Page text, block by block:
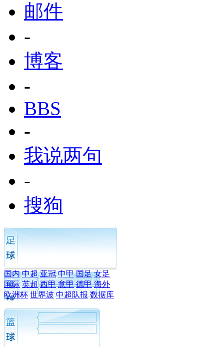
邮件
-
博客
-
BBS
-
我说两句
-
搜狗
国内 中超 亚冠 中甲 国足 女足
国际 英超 西甲 意甲 德甲 海外
欧洲杯 世界波 中超队报 数据库